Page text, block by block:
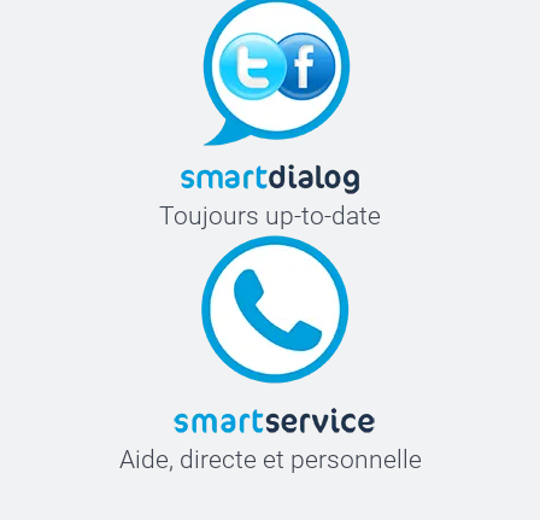
Toujours up-to-date
Aide, directe et personnelle